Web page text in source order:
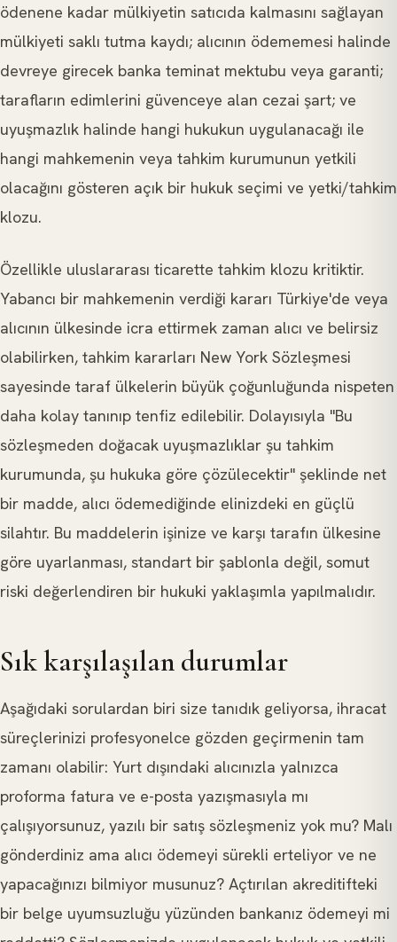
ödenene kadar mülkiyetin satıcıda kalmasını sağlayan
mülkiyeti saklı tutma kaydı; alıcının ödememesi halinde
devreye girecek banka teminat mektubu veya garanti;
tarafların edimlerini güvenceye alan cezai şart; ve
uyuşmazlık halinde hangi hukukun uygulanacağı ile
hangi mahkemenin veya tahkim kurumunun yetkili
olacağını gösteren açık bir hukuk seçimi ve yetki/tahkim
klozu.
Özellikle uluslararası ticarette tahkim klozu kritiktir.
Yabancı bir mahkemenin verdiği kararı Türkiye'de veya
alıcının ülkesinde icra ettirmek zaman alıcı ve belirsiz
olabilirken, tahkim kararları New York Sözleşmesi
sayesinde taraf ülkelerin büyük çoğunluğunda nispeten
daha kolay tanınıp tenfiz edilebilir. Dolayısıyla "Bu
sözleşmeden doğacak uyuşmazlıklar şu tahkim
kurumunda, şu hukuka göre çözülecektir" şeklinde net
bir madde, alıcı ödemediğinde elinizdeki en güçlü
silahtır. Bu maddelerin işinize ve karşı tarafın ülkesine
göre uyarlanması, standart bir şablonla değil, somut
riski değerlendiren bir hukuki yaklaşımla yapılmalıdır.
Sık karşılaşılan durumlar
Aşağıdaki sorulardan biri size tanıdık geliyorsa, ihracat
süreçlerinizi profesyonelce gözden geçirmenin tam
zamanı olabilir: Yurt dışındaki alıcınızla yalnızca
proforma fatura ve e-posta yazışmasıyla mı
çalışıyorsunuz, yazılı bir satış sözleşmeniz yok mu? Malı
gönderdiniz ama alıcı ödemeyi sürekli erteliyor ve ne
yapacağınızı bilmiyor musunuz? Açtırılan akreditifteki
bir belge uyumsuzluğu yüzünden bankanız ödemeyi mi